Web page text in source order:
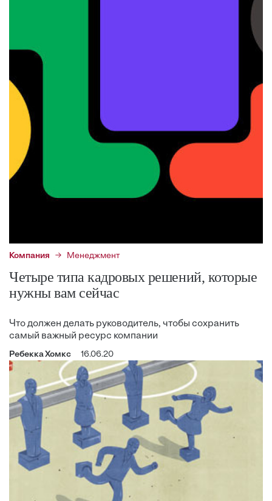
Компания Менеджмент
Четыре типа кадровых решений, которые
нужны вам сейчас
Что должен делать руководитель, чтобы сохранить
самый важный ресурс компании
Ребекка Хомкс 16.06.20